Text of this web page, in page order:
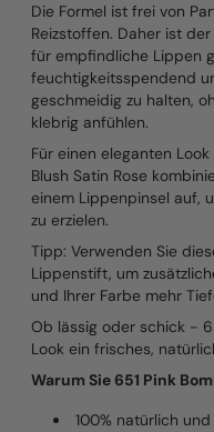
Die Formel ist frei von
Reizstoffen. Daher ist
für empfindliche Lippen
feuchtigkeitsspendend
geschmeidig zu halten,
klebrig anfühlen.
Für einen eleganten
Blush Satin Rose
einem Lippenpinsel auf,
zu erzielen.
Tipp: Verwenden Sie
Lippenstift, um
und Ihrer Farbe mehr
Ob lässig oder schick -
Look ein frisches,
Warum Sie 651 Pink
100% natürlich